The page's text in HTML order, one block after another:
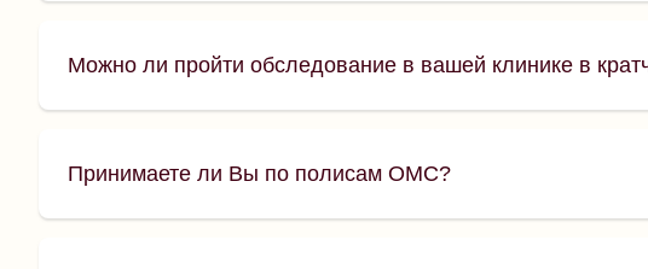
Можно ли пройти обследование в вашей клинике в
Принимаете ли Вы по полисам ОМС?